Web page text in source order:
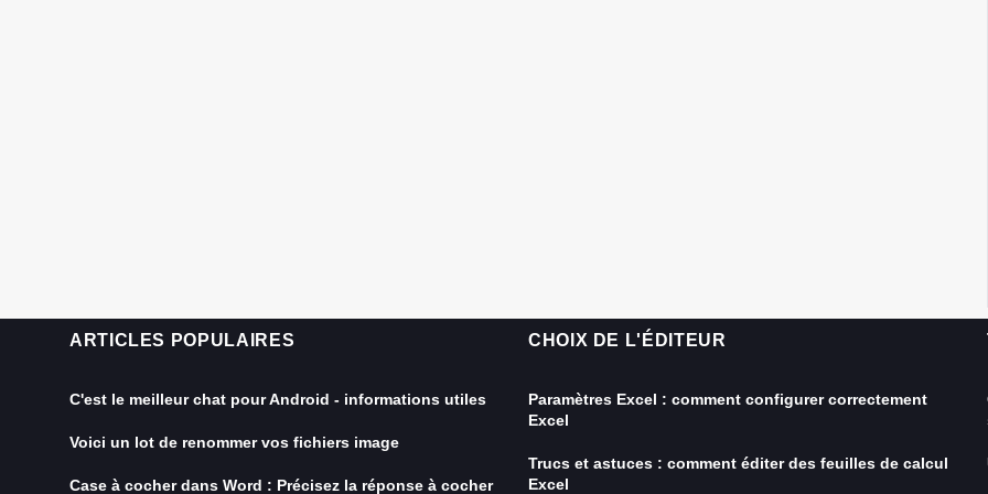
ARTICLES POPULAIRES
C'est le meilleur chat pour Android - informations utiles
Voici un lot de renommer vos fichiers image
Case à cocher dans Word : Précisez la réponse à cocher
CHOIX DE L'ÉDITEUR
Paramètres Excel : comment configurer correctement
Excel
Trucs et astuces : comment éditer des feuilles de calcul
Excel